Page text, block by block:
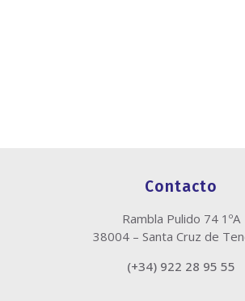
Contacto
Rambla Pulido 74 1ºA
38004 – Santa Cruz de
(+34) 922 28 95 55